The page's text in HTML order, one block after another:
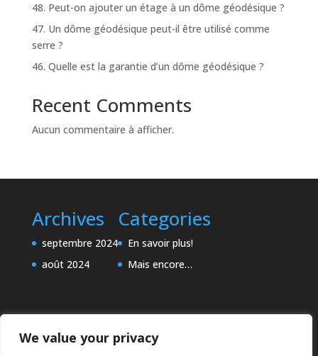
We value your privacy
48. Peut-on ajouter un étage à un dôme géodésique ?
47. Un dôme géodésique peut-il être utilisé comme
serre ?
46. Quelle est la garantie d’un dôme géodésique ?
Recent Comments
Aucun commentaire à afficher.
Archives
septembre 2024
août 2024
Categories
En savoir plus!
Mais encore…